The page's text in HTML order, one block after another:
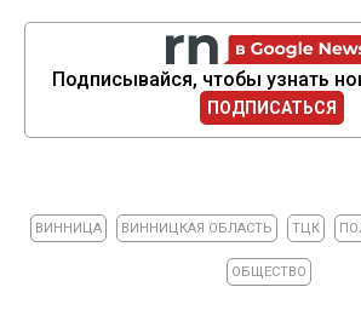
Подписывайся, чтобы узнать
ПОДПИСАТЬСЯ
ВИННИЦА ВИННИЦКАЯ ОБЛАСТЬ ТЦК
ОБЩЕСТВО